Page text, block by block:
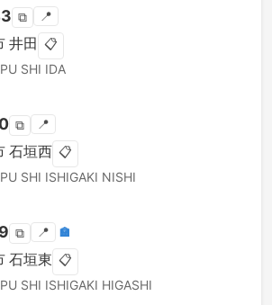
⧉ 📍
井田 📋
SHI IDA
⧉ 📍
石垣西 📋
SHI ISHIGAKI NISHI
⧉ 📍 🏣
石垣東 📋
SHI ISHIGAKI HIGASHI